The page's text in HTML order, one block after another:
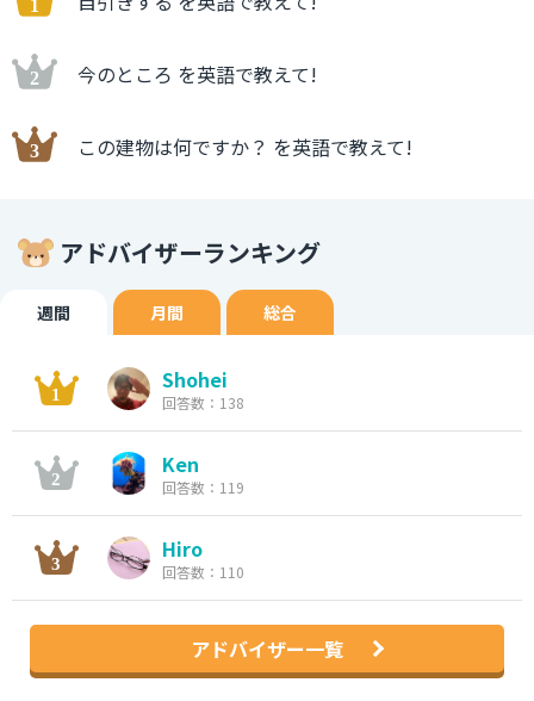
今のところ を英語で教えて!
この建物は何ですか？ を英語で教えて!
アドバイザーランキング
週間 月間 総合
Shohei
回答数：138
Ken
回答数：119
Hiro
回答数：110
アドバイザー一覧